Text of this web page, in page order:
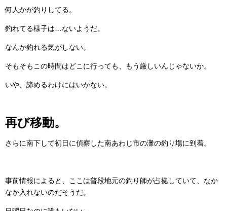
何人かが釣りしてる。
釣れてる様子は…ないようだ。
なんか釣れる気がしない。
そもそもこの時間はどこに行っても、もう厳しいんじゃないか。
いや、諦めるわけにはいかない。
再び移動。
さらに南下して初日に偵察した南あわじ市の灘の釣り場に到着。
事前情報によると、ここは普段地元の釣り師が占拠していて、なか
なか入れないのだそうだ。